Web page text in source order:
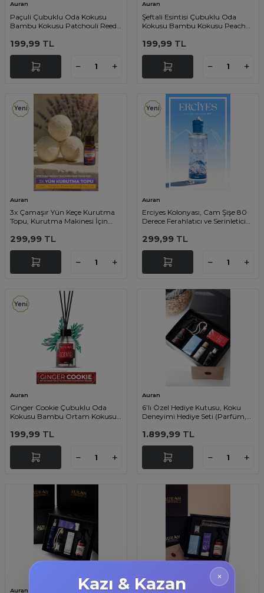
Auran
Paçuli Çubuklu Oda Kokusu
Bambu Kokusu Patchouli Reed
199,99 TL
Auran
Şeftali Esintisi Çubuklu Oda
Kokusu Bambu Kokusu Peach
199,99 TL
Yeni
Auran
3x Çamaşır Yün Keçe Kurutma
Topu, Kurutma Makinesi İçin
Hediyeli Set
299,99 TL
Yeni
Auran
Erciyes Kolonyası, Cam Şişe 80
Derece Ferahlatıcı ve Serinletici
250ml
299,99 TL
Yeni
Auran
Ginger Cookie Çubuklu Oda
Kokusu Bambu Ortam Kokusu
Diffuser 50ml
199,99 TL
Auran
6’lı Özel Hediye Kutusu, Koku
Deneyimi Hediye Seti (Parfüm,
Spreyi, Kolonya)
1.899,99 TL
Auran Auran
×
Kazı & Kazan